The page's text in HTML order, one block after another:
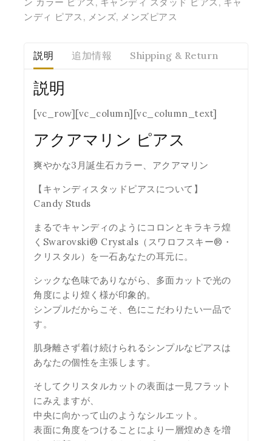
ンディ ピアス , メンズ, メンズピアス
説明 追加情報 Shipping & Return
説明
[vc_row][vc_column][vc_column_text]
アクアマリン ピアス
爽やかな3月誕生石カラー、アクアマリン
【キャンディスタッドピアスについて】
Candy Studs
まるでキャンディのようにコロンとキラキラ煌
くSwarovski® Crystals（スワロフスキー®・
クリスタル）を一石あなたの耳元に。
シックな色味でありながら、多面カットで光の
角度により煌く様が印象的。
シンプルだからこそ、色にこだわりたい一品で
す。
肌身離さず着け続けられるシンプルなピアスは
あなたの個性を主張します。
そしてクリスタルカットの表面は一見フラット
にみえますが、
中央に向かって山のようなシルエット。
表面に角度をつけることにより一層煌めきを増